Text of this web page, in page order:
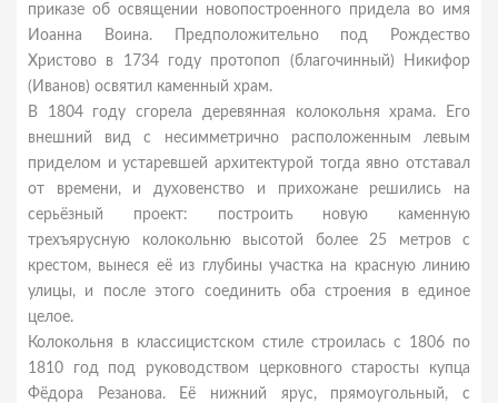
приказе об освящении новопостроенного придела во имя
Иоанна Воина. Предположительно под Рождество
Христово в 1734 году протопоп (благочинный) Никифор
(Иванов) освятил каменный храм.
В 1804 году сгорела деревянная колокольня храма. Его
внешний вид с несимметрично расположенным левым
приделом и устаревшей архитектурой тогда явно отставал
от времени, и духовенство и прихожане решились на
серьёзный проект: построить новую каменную
трехъярусную колокольню высотой более 25 метров с
крестом, вынеся её из глубины участка на красную линию
улицы, и после этого соединить оба строения в единое
целое.
Колокольня в классицистском стиле строилась с 1806 по
1810 год под руководством церковного старосты купца
Фёдора Резанова. Её нижний ярус, прямоугольный, с